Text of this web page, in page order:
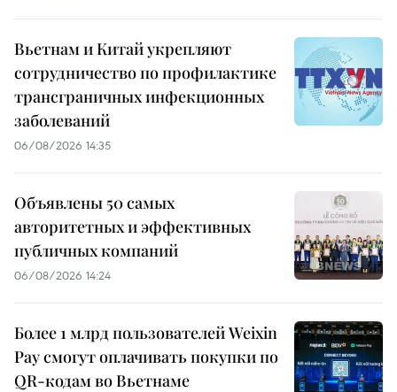
Вьетнам и Китай укрепляют
сотрудничество по профилактике
трансграничных инфекционных
заболеваний
06/08/2026 14:35
Объявлены 50 самых
авторитетных и эффективных
публичных компаний
06/08/2026 14:24
Более 1 млрд пользователей Weixin
Pay смогут оплачивать покупки по
QR-кодам во Вьетнаме